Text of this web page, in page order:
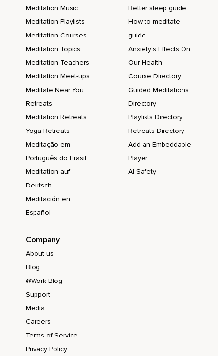
Meditation Music
Meditation Playlists
Meditation Courses
Meditation Topics
Meditation Teachers
Meditation Meet-ups
Meditate Near You
Retreats
Meditation Retreats
Yoga Retreats
Meditação em
Português do Brasil
Meditation auf
Deutsch
Meditación en
Español
Better sleep guide
How to meditate
guide
Anxiety's Effects On
Our Health
Course Directory
Guided Meditations
Directory
Playlists Directory
Retreats Directory
Add an Embeddable
Player
AI Safety
Company
About us
Blog
@Work Blog
Support
Media
Careers
Terms of Service
Privacy Policy